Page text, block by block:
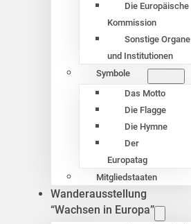
Die Europäische
Kommission
Sonstige Organe
und Institutionen
Symbole
Das Motto
Die Flagge
Die Hymne
Der
Europatag
Mitgliedstaaten
Wanderausstellung
“Wachsen in Europa”